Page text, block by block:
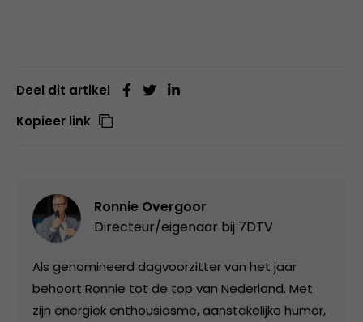
Deel dit artikel
Kopieer link
Ronnie Overgoor
Directeur/eigenaar bij 7DTV
Als genomineerd dagvoorzitter van het jaar
behoort Ronnie tot de top van Nederland. Met
zijn energiek enthousiasme, aanstekelijke humor,